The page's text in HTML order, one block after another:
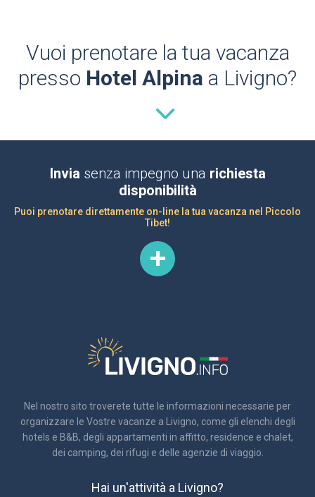
Vuoi prenotare la tua vacanza
presso Hotel Alpina a Livigno?
Invia senza impegno una richiesta
disponibilità
Puoi prenotare direttamente on-line la tua vacanza nel Piccolo
Tibet!
Nel nostro sito troverete tutte le informazioni necessarie per
organizzare le Vostre vacanze a Livigno, come gli elenchi degli
hotels e B&B, degli appartamenti in affitto, residence e chalet,
dei camping, dei rifugi e delle agenzie di viaggio.
Hai un'attività a Livigno?